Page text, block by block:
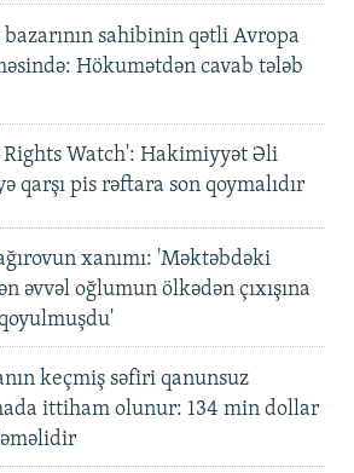
sahibinin qətli Avropa
Hökumətdən cavab tələb
Rights Watch': Hakimiyyət Əli
qarşı pis rəftara son qoymalıdır
xanımı: 'Məktəbdəki
əvvəl oğlumun ölkədən çıxışına
keçmiş səfiri qanunsuz
ittiham olunur: 134 min dollar